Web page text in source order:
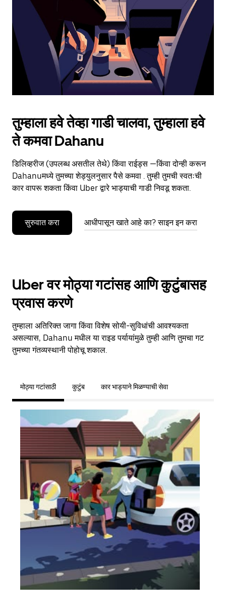
the
calendar.
तुम्हाला हवे तेव्हा गाडी चालवा, तुम्हाला हवे
ते कमवा Dahanu
डिलिव्हरीज (उपलब्ध असतील तेथे) किंवा राईड्स —किंवा दोन्ही करून
Dahanuमध्ये तुमच्या शेड्युलनुसार पैसे कमवा . तुम्ही तुमची स्वतःची
कार वापरू शकता किंवा Uber द्वारे भाड्याची गाडी निवडू शकता.
सुरुवात करा आधीपासून खाते आहे का? साइन इन करा
Uber वर मोठ्या गटांसह आणि कुटुंबासह
प्रवास करणे
तुम्हाला अतिरिक्त जागा किंवा विशेष सोयी-सुविधांची आवश्यकता
असल्यास, Dahanu मधील या राइड पर्यायांमुळे तुम्ही आणि तुमचा गट
तुमच्या गंतव्यस्थानी पोहोचू शकाल.
मोठ्या गटांसाठी कुटुंब कार भाड्याने मिळण्याची सेवा